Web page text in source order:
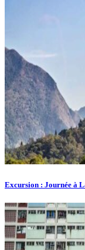
Excursion : Journée à